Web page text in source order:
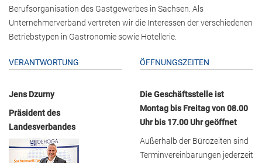
Berufsorganisation des Gastgewerbes in Sachsen. Als
Unternehmerverband vertreten wir die Interessen der verschiedenen
Betriebstypen in Gastronomie sowie Hotellerie.
VERANTWORTUNG
Jens Dzurny
Präsident des
Landesverbandes
ÖFFNUNGSZEITEN
Die Geschäftsstelle ist
Montag bis Freitag von 08.00
Uhr bis 17.00 Uhr geöffnet
Außerhalb der Bürozeiten sind
Terminvereinbarungen jederzeit